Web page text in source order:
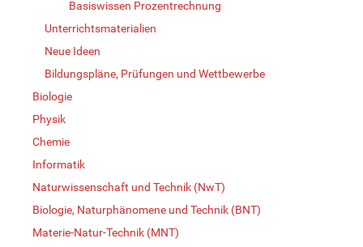
Basiswissen Prozentrechnung
Unterrichtsmaterialien
Neue Ideen
Bildungspläne, Prüfungen und Wettbewerbe
Biologie
Physik
Chemie
Informatik
Naturwissenschaft und Technik (NwT)
Biologie, Naturphänomene und Technik (BNT)
Materie-Natur-Technik (MNT)